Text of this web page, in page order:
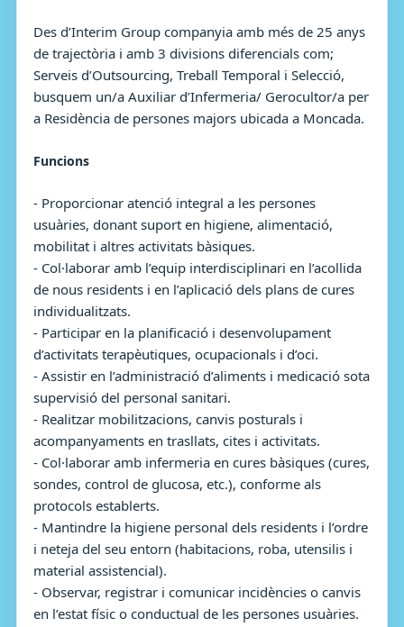
Des d’Interim Group companyia amb més de 25 anys
de trajectòria i amb 3 divisions diferencials com;
Serveis d’Outsourcing, Treball Temporal i Selecció,
busquem un/a Auxiliar d’Infermeria/ Gerocultor/a per
a Residència de persones majors ubicada a Moncada.
Funcions
- Proporcionar atenció integral a les persones
usuàries, donant suport en higiene, alimentació,
mobilitat i altres activitats bàsiques.
- Col·laborar amb l’equip interdisciplinari en l’acollida
de nous residents i en l’aplicació dels plans de cures
individualitzats.
- Participar en la planificació i desenvolupament
d’activitats terapèutiques, ocupacionals i d’oci.
- Assistir en l’administració d’aliments i medicació sota
supervisió del personal sanitari.
- Realitzar mobilitzacions, canvis posturals i
acompanyaments en trasllats, cites i activitats.
- Col·laborar amb infermeria en cures bàsiques (cures,
sondes, control de glucosa, etc.), conforme als
protocols establerts.
- Mantindre la higiene personal dels residents i l’ordre
i neteja del seu entorn (habitacions, roba, utensilis i
material assistencial).
- Observar, registrar i comunicar incidències o canvis
en l’estat físic o conductual de les persones usuàries.